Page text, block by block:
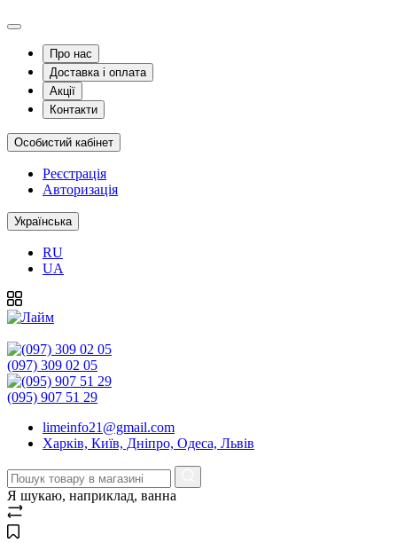
Про нас
Доставка і оплата
Акції
Контакти
Особистий кабінет
Реєстрація
Авторизація
Українська
RU
UA
(097) 309 02 05
(095) 907 51 29
limeinfo21@gmail.com
Харків, Київ, Дніпро, Одеса, Львів
Я шукаю, наприклад, ванна